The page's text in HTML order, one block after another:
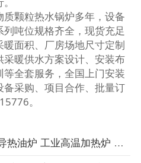
颗粒热水锅炉多年，设备
吨位规格齐全，现货充足
面积、厂房场地尺寸定制
暖供水方案设计、安装布
全套服务，全国上门安装
采购、项目合作、批量订
。
上一篇：卧式生物质颗粒导热油炉 工业高温加热炉 节能型有机热载体炉